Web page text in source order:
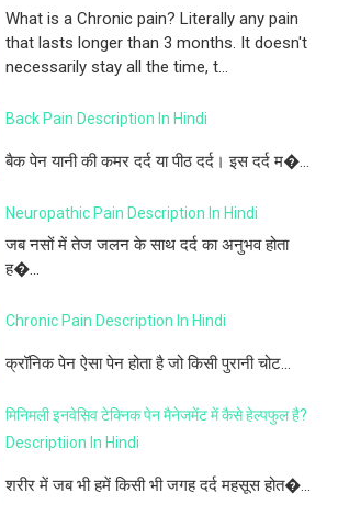
What is a Chronic pain? Literally any pain
that lasts longer than 3 months. It doesn't
necessarily stay all the time, t...
Back Pain Description In Hindi
बैक पेन यानी की कमर दर्द या पीठ दर्द। इस दर्द म�...
Neuropathic Pain Description In Hindi
जब नसों में तेज जलन के साथ दर्द का अनुभव होता
ह�...
Chronic Pain Description In Hindi
क्रॉनिक पेन ऐसा पेन होता है जो किसी पुरानी चोट...
मिनिमली इनवेसिव टेक्निक पेन मैनेजमेंट में कैसे हेल्पफुल है?
Descriptiion In Hindi
शरीर में जब भी हमें किसी भी जगह दर्द महसूस होत�...